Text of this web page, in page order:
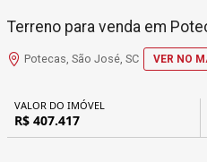
Terreno para venda em
Potecas, São José, SC VER NO
VALOR DO IMÓVEL
R$ 407.417